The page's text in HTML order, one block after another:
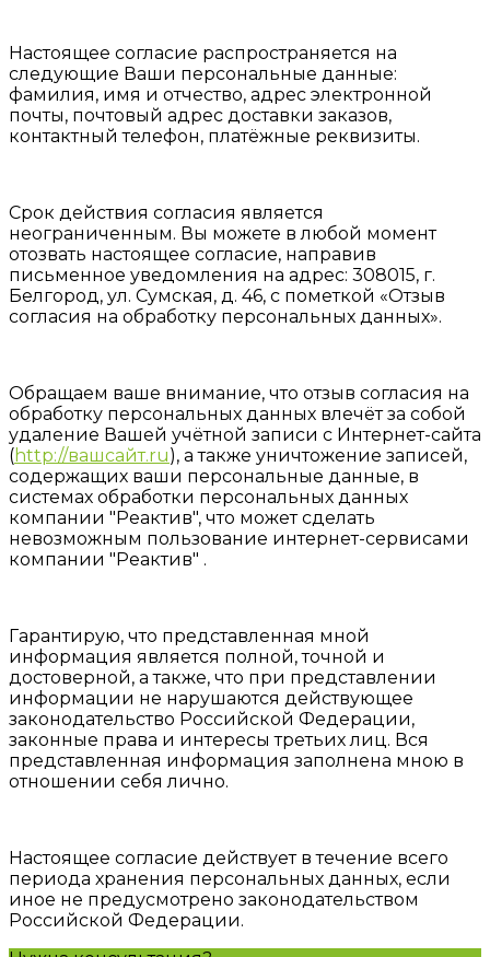
Настоящее согласие распространяется на
следующие Ваши персональные данные:
фамилия, имя и отчество, адрес электронной
почты, почтовый адрес доставки заказов,
контактный телефон, платёжные реквизиты.
Срок действия согласия является
неограниченным. Вы можете в любой момент
отозвать настоящее согласие, направив
письменное уведомления на адрес: 308015, г.
Белгород, ул. Сумская, д. 46, с пометкой «Отзыв
согласия на обработку персональных данных».
Обращаем ваше внимание, что отзыв согласия на
обработку персональных данных влечёт за собой
удаление Вашей учётной записи с Интернет-сайта
(http://вашсайт.ru), а также уничтожение записей,
содержащих ваши персональные данные, в
системах обработки персональных данных
компании "Реактив", что может сделать
невозможным пользование интернет-сервисами
компании "Реактив" .
Гарантирую, что представленная мной
информация является полной, точной и
достоверной, а также, что при представлении
информации не нарушаются действующее
законодательство Российской Федерации,
законные права и интересы третьих лиц. Вся
представленная информация заполнена мною в
отношении себя лично.
Настоящее согласие действует в течение всего
периода хранения персональных данных, если
иное не предусмотрено законодательством
Российской Федерации.